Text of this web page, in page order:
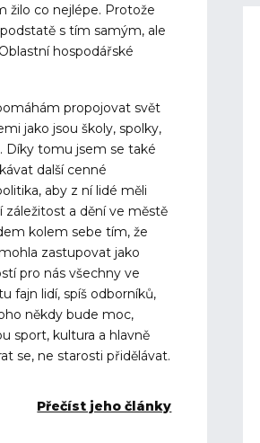
žilo co nejlépe. Protože
s tím samým, ale
hospodářské
propojovat svět
jako jsou školy, spolky,
Díky tomu jsem se také
další cenné
aby z ní lidé měli
a dění ve městě
kolem sebe tím, že
zastupovat jako
pro nás všechny ve
fajn lidí, spíš odborníků,
někdy bude moc,
sport, kultura a hlavně
se, ne starosti přidělávat.
Přečíst jeho články